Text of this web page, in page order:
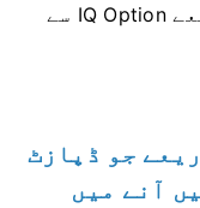
ختم ہو گئی ہے تو سپورٹ کے ذریعے IQ Option سے
جو ڈپازٹ
آنے میں